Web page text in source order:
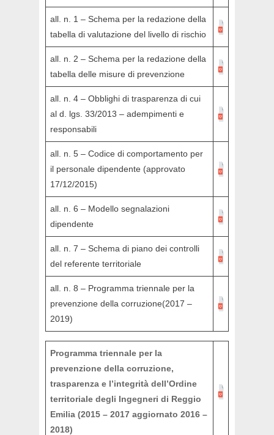
all. n. 1 – Schema per la redazione della
tabella di valutazione del livello di rischio
all. n. 2 – Schema per la redazione della
tabella delle misure di prevenzione
all. n. 4 – Obblighi di trasparenza di cui
al d. lgs. 33/2013 – adempimenti e
responsabili
all. n. 5 – Codice di comportamento per
il personale dipendente (approvato
17/12/2015)
all. n. 6 – Modello segnalazioni
dipendente
all. n. 7 – Schema di piano dei controlli
del referente territoriale
all. n. 8 – Programma triennale per la
prevenzione della corruzione(2017 –
2019)
Programma triennale per la
prevenzione della corruzione,
trasparenza e l’integrità dell’Ordine
territoriale degli Ingegneri di Reggio
Emilia (2015 – 2017 aggiornato 2016 –
2018)